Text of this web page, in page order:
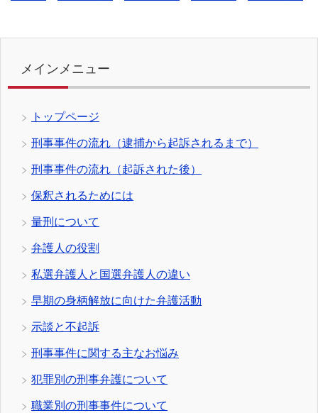
メインメニュー
トップページ
刑事事件の流れ（逮捕から起訴されるまで）
刑事事件の流れ（起訴された後）
保釈されるためには
量刑について
弁護人の役割
私選弁護人と国選弁護人の違い
早期の身柄解放に向けた弁護活動
示談と不起訴
刑事事件に関する主なお悩み
犯罪別の刑事弁護について
職業別の刑事事件について